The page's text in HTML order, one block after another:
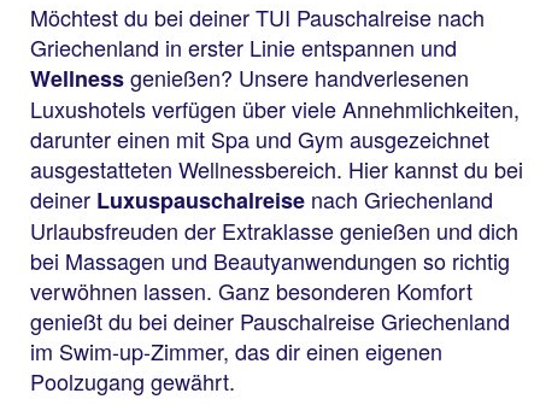
Möchtest du bei deiner TUI Pauschalreise nach
Griechenland in erster Linie entspannen und
Wellnessgenießen? Unsere handverlesenen
Luxushotels verfügen über viele Annehmlichkeiten,
darunter einen mit Spa und Gym ausgezeichnet
ausgestatteten Wellnessbereich. Hier kannst du bei
deiner Luxuspauschalreise nach Griechenland
Urlaubsfreuden der Extraklasse genießen und dich
bei Massagen und Beautyanwendungen so richtig
verwöhnen lassen. Ganz besonderen Komfort
genießt du bei deiner Pauschalreise Griechenland
im Swim-up-Zimmer, das dir einen eigenen
Poolzugang gewährt.